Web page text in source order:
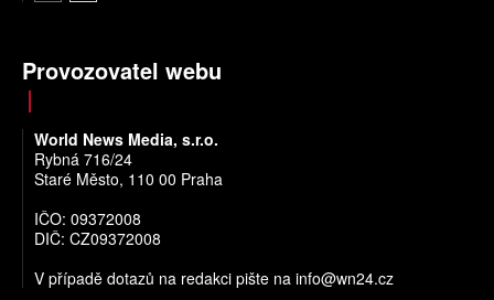
Provozovatel webu
World News Media, s.r.o.
Rybná 716/24
Staré Město, 110 00 Praha
IČO: 09372008
DIČ: CZ09372008
V případě dotazů na redakci pište na info@wn24.cz